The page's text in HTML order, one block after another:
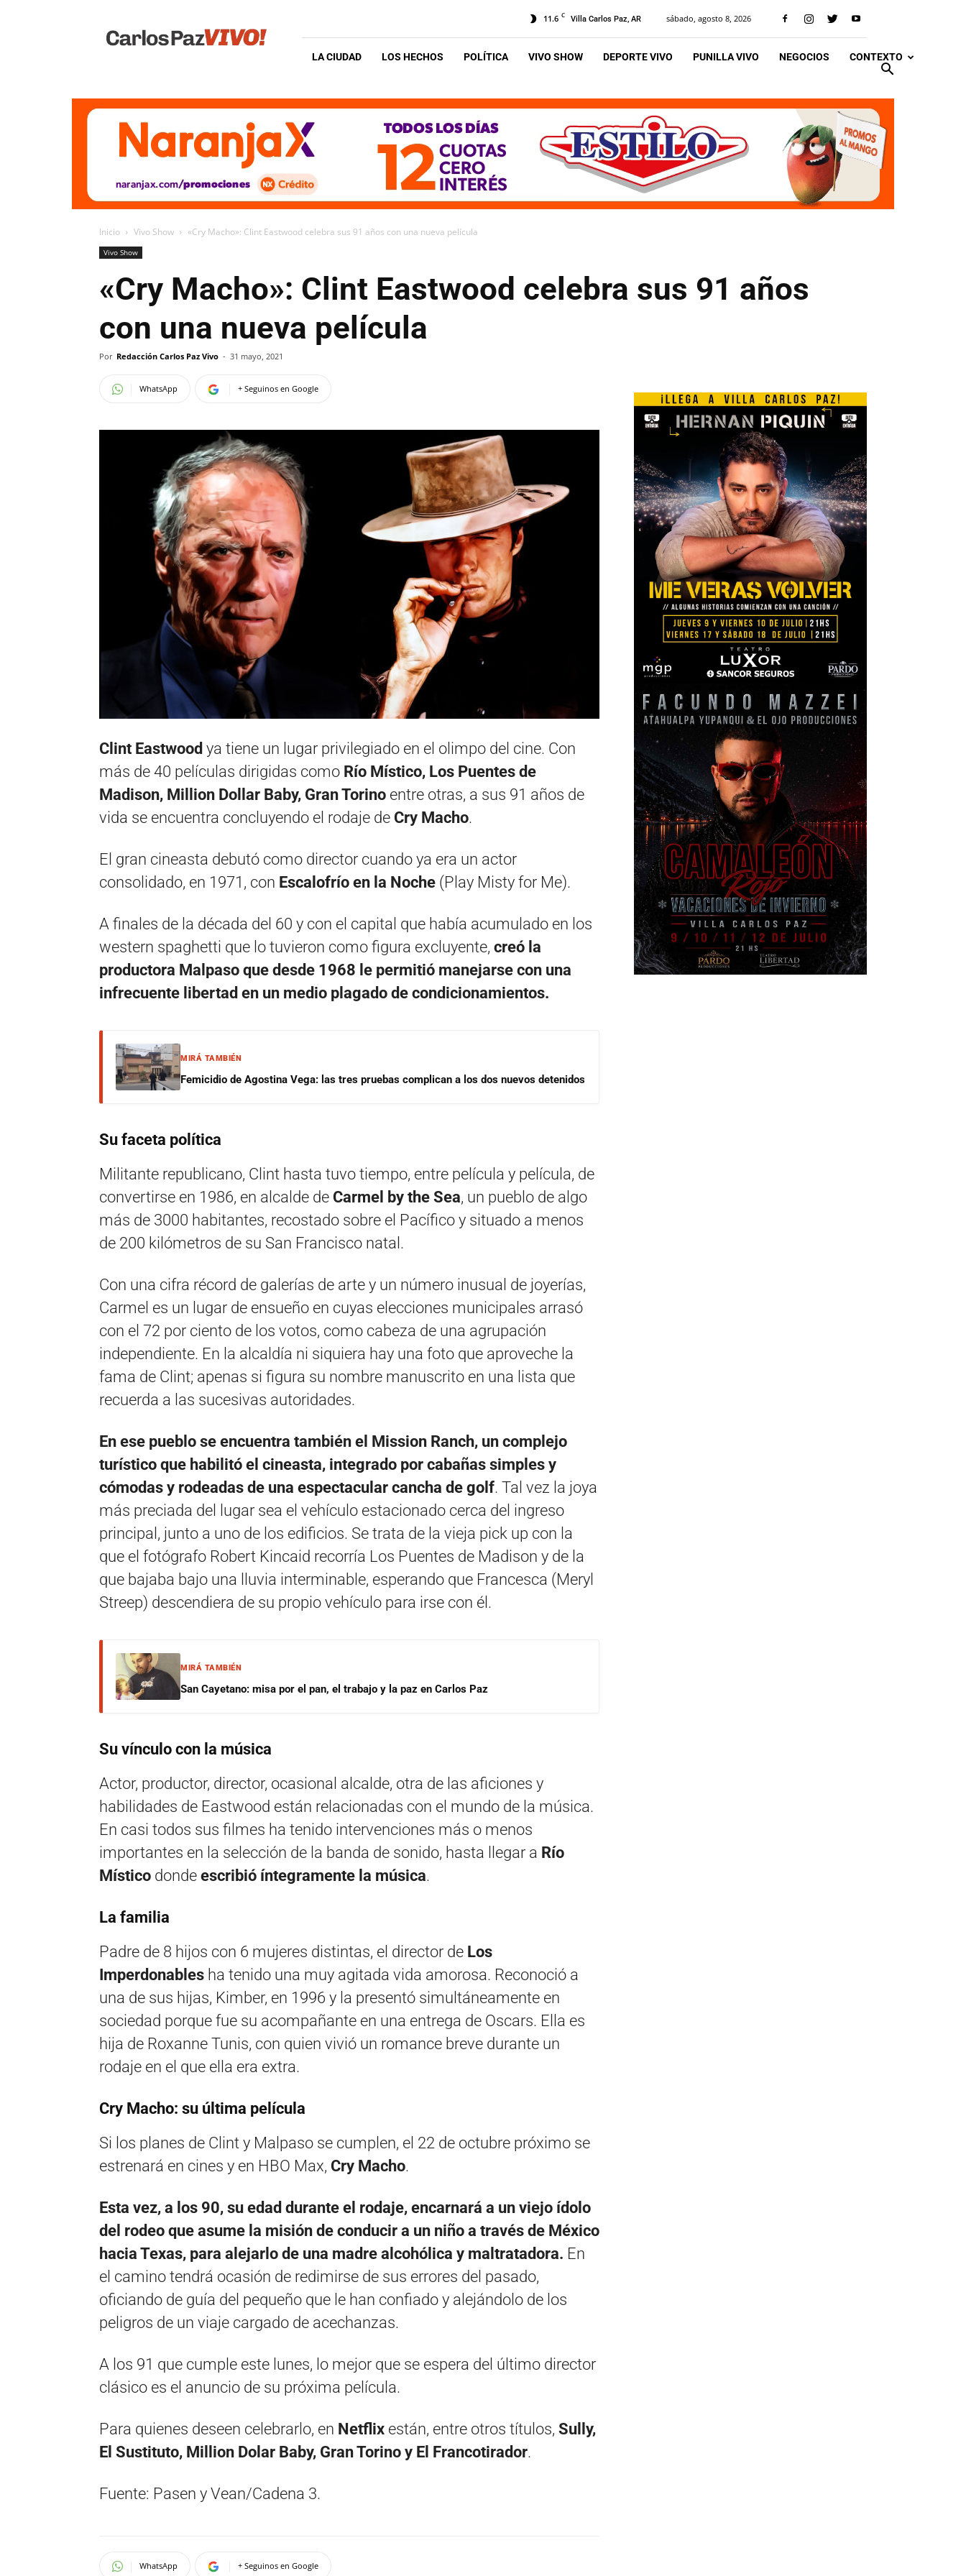
Vivo
11.6 C Villa Carlos Paz, AR sábado, agosto 8, 2026
LA CIUDAD LOS HECHOS POLÍTICA VIVO SHOW DEPORTE VIVO PUNILLA VIVO NEGOCIOS CONTEXTO
Inicio Vivo Show «Cry Macho»: Clint Eastwood celebra sus 91 años con una nueva película
Vivo Show
«Cry Macho»: Clint Eastwood celebra sus 91 años
con una nueva película
Por Redacción Carlos Paz Vivo - 31 mayo, 2021
WhatsApp + Seguinos en Google
Clint Eastwood ya tiene un lugar privilegiado en el olimpo del cine. Con
más de 40 películas dirigidas como Río Místico, Los Puentes de
Madison, Million Dollar Baby, Gran Torino entre otras, a sus 91 años de
vida se encuentra concluyendo el rodaje de Cry Macho.
El gran cineasta debutó como director cuando ya era un actor
consolidado, en 1971, con Escalofrío en la Noche (Play Misty for Me).
A finales de la década del 60 y con el capital que había acumulado en los
western spaghetti que lo tuvieron como figura excluyente, creó la
productora Malpaso que desde 1968 le permitió manejarse con una
infrecuente libertad en un medio plagado de condicionamientos.
MIRÁ TAMBIÉN
Femicidio de Agostina Vega: las tres pruebas complican a los dos nuevos detenidos
Su faceta política
Militante republicano, Clint hasta tuvo tiempo, entre película y película, de
convertirse en 1986, en alcalde de Carmel by the Sea, un pueblo de algo
más de 3000 habitantes, recostado sobre el Pacífico y situado a menos
de 200 kilómetros de su San Francisco natal.
Con una cifra récord de galerías de arte y un número inusual de joyerías,
Carmel es un lugar de ensueño en cuyas elecciones municipales arrasó
con el 72 por ciento de los votos, como cabeza de una agrupación
independiente. En la alcaldía ni siquiera hay una foto que aproveche la
fama de Clint; apenas si figura su nombre manuscrito en una lista que
recuerda a las sucesivas autoridades.
En ese pueblo se encuentra también el Mission Ranch, un complejo
turístico que habilitó el cineasta, integrado por cabañas simples y
cómodas y rodeadas de una espectacular cancha de golf. Tal vez la joya
más preciada del lugar sea el vehículo estacionado cerca del ingreso
principal, junto a uno de los edificios. Se trata de la vieja pick up con la
que el fotógrafo Robert Kincaid recorría Los Puentes de Madison y de la
que bajaba bajo una lluvia interminable, esperando que Francesca (Meryl
Streep) descendiera de su propio vehículo para irse con él.
MIRÁ TAMBIÉN
San Cayetano: misa por el pan, el trabajo y la paz en Carlos Paz
Su vínculo con la música
Actor, productor, director, ocasional alcalde, otra de las aficiones y
habilidades de Eastwood están relacionadas con el mundo de la música.
En casi todos sus filmes ha tenido intervenciones más o menos
importantes en la selección de la banda de sonido, hasta llegar a Río
Místico donde escribió íntegramente la música.
La familia
Padre de 8 hijos con 6 mujeres distintas, el director de Los
Imperdonables ha tenido una muy agitada vida amorosa. Reconoció a
una de sus hijas, Kimber, en 1996 y la presentó simultáneamente en
sociedad porque fue su acompañante en una entrega de Oscars. Ella es
hija de Roxanne Tunis, con quien vivió un romance breve durante un
rodaje en el que ella era extra.
Cry Macho: su última película
Si los planes de Clint y Malpaso se cumplen, el 22 de octubre próximo se
estrenará en cines y en HBO Max, Cry Macho.
Esta vez, a los 90, su edad durante el rodaje, encarnará a un viejo ídolo
del rodeo que asume la misión de conducir a un niño a través de México
hacia Texas, para alejarlo de una madre alcohólica y maltratadora. En
el camino tendrá ocasión de redimirse de sus errores del pasado,
oficiando de guía del pequeño que le han confiado y alejándolo de los
peligros de un viaje cargado de acechanzas.
A los 91 que cumple este lunes, lo mejor que se espera del último director
clásico es el anuncio de su próxima película.
Para quienes deseen celebrarlo, en Netflix están, entre otros títulos, Sully,
El Sustituto, Million Dolar Baby, Gran Torino y El Francotirador.
Fuente: Pasen y Vean/Cadena 3.
WhatsApp + Seguinos en Google